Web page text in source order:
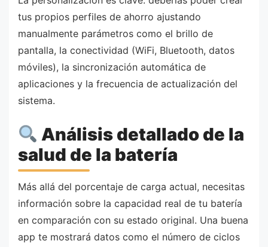
tus propios perfiles de ahorro ajustando
manualmente parámetros como el brillo de
pantalla, la conectividad (WiFi, Bluetooth, datos
móviles), la sincronización automática de
aplicaciones y la frecuencia de actualización del
sistema.
Análisis detallado de la
salud de la batería
Más allá del porcentaje de carga actual, necesitas
información sobre la capacidad real de tu batería
en comparación con su estado original. Una buena
app te mostrará datos como el número de ciclos